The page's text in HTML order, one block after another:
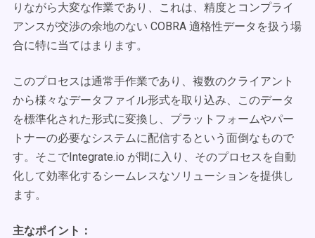
りながら大変な作業であり、これは、精度とコンプライ
アンスが交渉の余地のない COBRA 適格性データを扱う場
合に特に当てはまります。
このプロセスは通常手作業であり、複数のクライアント
から様々なデータファイル形式を取り込み、このデータ
を標準化された形式に変換し、プラットフォームやパー
トナーの必要なシステムに配信するという面倒なもので
す。そこでIntegrate.io が間に入り、そのプロセスを自動
化して効率化するシームレスなソリューションを提供し
ます。
主なポイント：